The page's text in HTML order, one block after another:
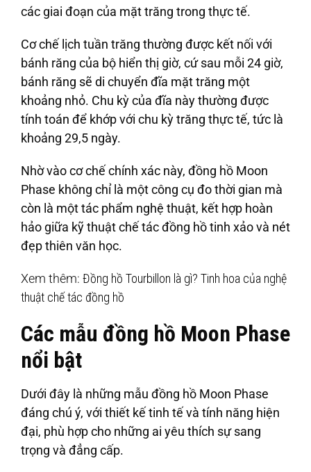
các giai đoạn của mặt trăng trong thực tế.
Cơ chế lịch tuần trăng thường được kết nối với
bánh răng của bộ hiển thị giờ, cứ sau mỗi 24 giờ,
bánh răng sẽ di chuyển đĩa mặt trăng một
khoảng nhỏ. Chu kỳ của đĩa này thường được
tính toán để khớp với chu kỳ trăng thực tế, tức là
khoảng 29,5 ngày.
Nhờ vào cơ chế chính xác này, đồng hồ Moon
Phase không chỉ là một công cụ đo thời gian mà
còn là một tác phẩm nghệ thuật, kết hợp hoàn
hảo giữa kỹ thuật chế tác đồng hồ tinh xảo và nét
đẹp thiên văn học.
Xem thêm: Đồng hồ Tourbillon là gì? Tinh hoa của nghệ
thuật chế tác đồng hồ
Các mẫu đồng hồ Moon Phase
nổi bật
Dưới đây là những mẫu đồng hồ Moon Phase
đáng chú ý, với thiết kế tinh tế và tính năng hiện
đại, phù hợp cho những ai yêu thích sự sang
trọng và đẳng cấp.